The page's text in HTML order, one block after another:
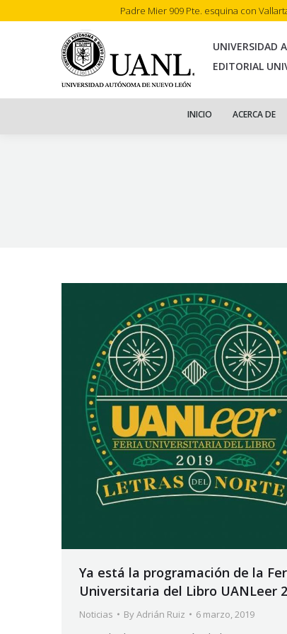
Padre Mier 909 Pte. esquina con
UNIVERSIDAD
EDITORIAL
INICIO ACERCA DE
Ya está la programación de la
Universitaria del Libro UANLeer
Noticias ByAdrián Ruiz 6 marzo, 2019